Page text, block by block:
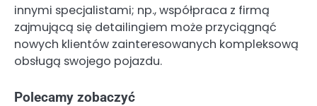
innymi specjalistami; np., współpraca z firmą
zajmującą się detailingiem może przyciągnąć
nowych klientów zainteresowanych kompleksową
obsługą swojego pojazdu.
Polecamy zobaczyć